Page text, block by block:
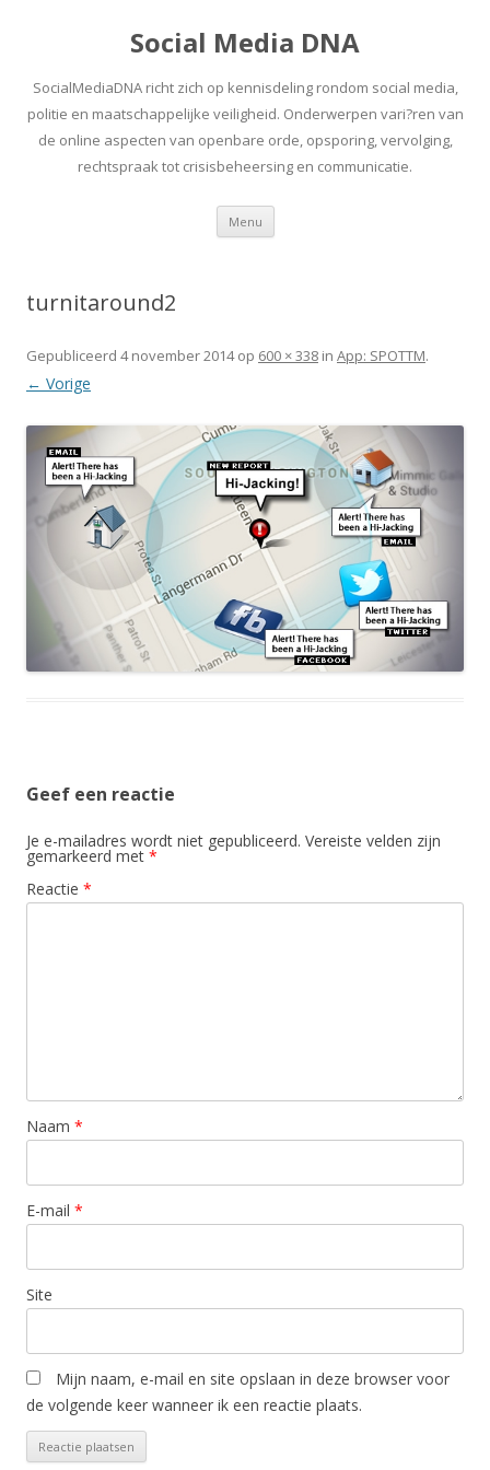
Social Media DNA
SocialMediaDNA richt zich op kennisdeling rondom social media,
politie en maatschappelijke veiligheid. Onderwerpen vari?ren van
de online aspecten van openbare orde, opsporing, vervolging,
rechtspraak tot crisisbeheersing en communicatie.
Menu Spring
inhoud
turnitaround2
Gepubliceerd 4 november 2014op 600 × 338 in App: SPOTTM.
← Vorige
Geef een reactie
Je e-mailadres wordt niet gepubliceerd. Vereiste velden zijn
gemarkeerd met *
Reactie *
Naam *
E-mail *
Site
Mijn naam, e-mail en site opslaan in deze browser voor
de volgende keer wanneer ik een reactie plaats.